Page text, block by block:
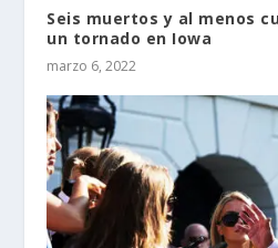
Seis muertos y al menos
un tornado en Iowa
marzo 6, 2022